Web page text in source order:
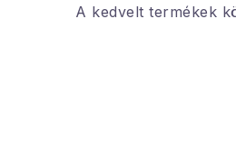
A kedvelt termékek